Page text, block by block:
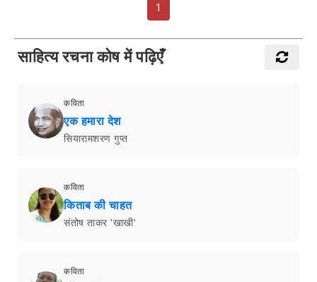
1
साहित्य रचना कोष में पढ़िएँ
कविता
एक हमारा देश
सियारामशरण गुप्त
कविता
किताब की चाहत
संतोष ताकर 'खाखी'
कविता